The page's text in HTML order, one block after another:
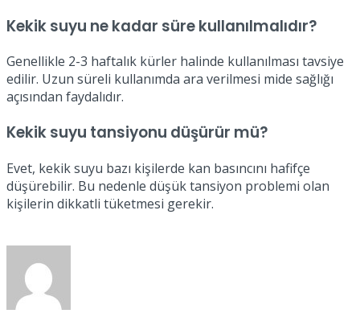
Kekik suyu ne kadar süre kullanılmalıdır?
Genellikle 2-3 haftalık kürler halinde kullanılması tavsiye
edilir. Uzun süreli kullanımda ara verilmesi mide sağlığı
açısından faydalıdır.
Kekik suyu tansiyonu düşürür mü?
Evet, kekik suyu bazı kişilerde kan basıncını hafifçe
düşürebilir. Bu nedenle düşük tansiyon problemi olan
kişilerin dikkatli tüketmesi gerekir.